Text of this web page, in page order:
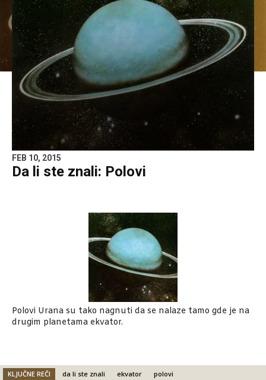
FEB 10, 2015
Da li ste znali: Polovi
Polovi Urana su tako nagnuti da se nalaze tamo gde je na
drugim planetama ekvator.
KLJUČNE REČI da li ste znali ekvator polovi